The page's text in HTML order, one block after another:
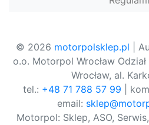
© 2026 motorpolsklep.pl |
o.o. Motorpol Wrocław
Wrocław, al.
tel.: +48 71 788 57 99 |
email:
Motorpol: Sklep, ASO,